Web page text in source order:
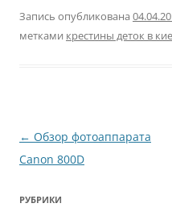
Запись опубликована
метками крестины деток в
Навигация
по
← Обзор фотоаппарата
Canon 800D
РУБРИКИ